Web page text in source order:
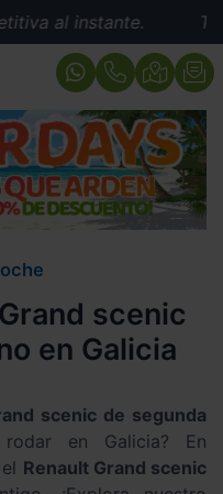
al instante.
scenic
en Galicia
scenic de segunda
en Galicia? En
Renault Grand scenic